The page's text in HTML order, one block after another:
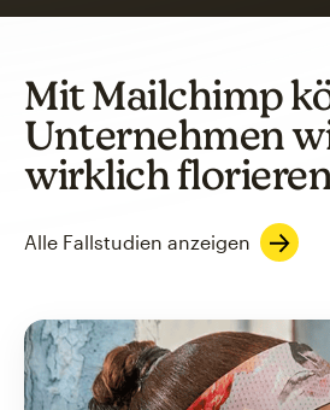
Mit Mailchimp
Unternehmen
wirklich
Alle Fallstudien anzeigen